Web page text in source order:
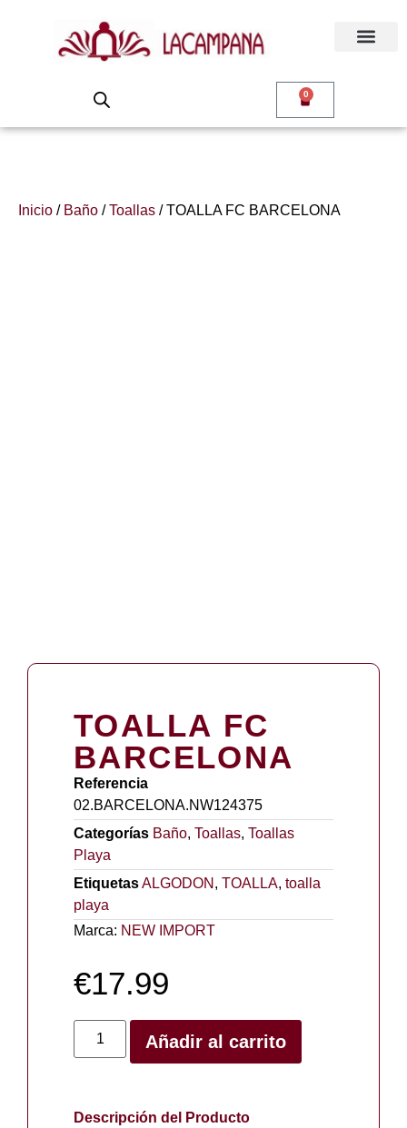
0
Inicio / Baño /Toallas / TOALLA FC BARCELONA
TOALLA FC
BARCELONA
Referencia
02.BARCELONA.NW124375
Categorías Baño, Toallas, Toallas
Playa
EtiquetasALGODON , TOALLA, toalla
playa
Marca: NEW IMPORT
€17.99
Añadir al carrito
Descripción del Producto